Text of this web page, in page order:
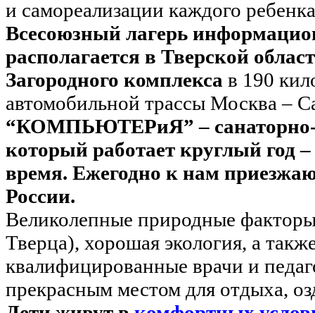
и самореализации каждого
Всесоюзный лагерь
располагается в Тверской
Загородного комплекса в 190
автомобильной трассы Москва –
“КОМПЬЮТЕРиЯ” –
который работает круглый год
время. Ежегодно к нам
России.
Великолепные природные
Тверца), хорошая экология, а
квалифицированные врачи и
прекрасным местом для отдыха,